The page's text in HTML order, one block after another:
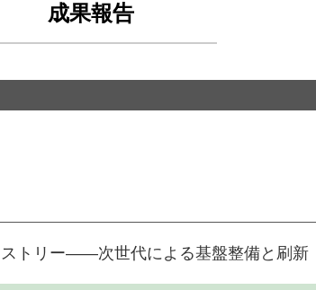
成果報告
トリー――次世代による基盤整備と刷新